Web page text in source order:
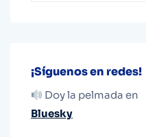
¡Síguenos en redes!
Doy la pelmada en
Bluesky